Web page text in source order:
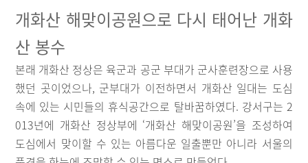
개화산 해맞이공원으로 다시 태어난 개화
산 봉수
본래 개화산 정상은 육군과 공군 부대가 군사훈련장으로 사용
했던 곳이었으나, 군부대가 이전하면서 개화산 일대는 도심
속에 있는 시민들의 휴식공간으로 탈바꿈하였다. 강서구는 2
013년에 개화산 정상부에 ‘개화산 해맞이공원’을 조성하여
도심에서 맞이할 수 있는 아름다운 일출뿐만 아니라 서울의